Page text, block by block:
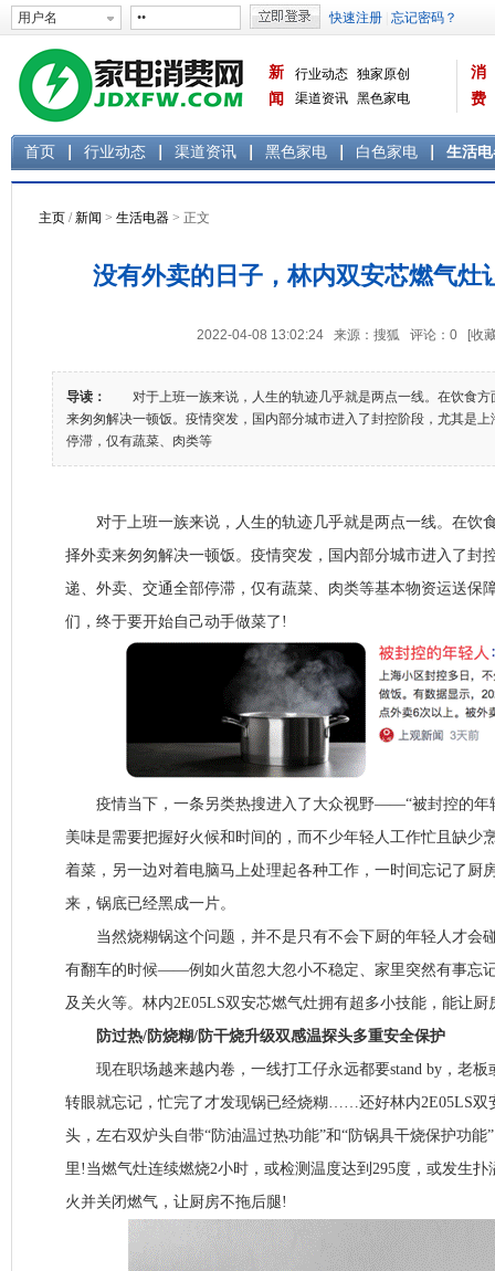
新
闻
行业动态 独家原创
渠道资讯 黑色家电
消
费
首页 行业动态 渠道资讯 黑色家电 白色家电 生活
主页 /新闻 > 生活电器 > 正文
没有外卖的日子，林内双安芯燃气灶
2022-04-08 13:02:24 来源：搜狐 评论： 0 [收
导读：
对于上班一族来说，人生的轨迹几乎就是两点一线。在饮食方
来匆匆解决一顿饭。疫情突发，国内部分城市进入了封控阶段，尤其是
停滞，仅有蔬菜、肉类等
对于上班一族来说，人生的轨迹几乎就是两点一线。在饮
择外卖来匆匆解决一顿饭。疫情突发，国内部分城市进入了
递、外卖、交通全部停滞，仅有蔬菜、肉类等基本物资运送保
们，终于要开始自己动手做菜了!
疫情当下，一条另类热搜进入了大众视野——“被封控的年
美味是需要把握好火候和时间的，而不少年轻人工作忙且缺少
着菜，另一边对着电脑马上处理起各种工作，一时间忘记了厨
来，锅底已经黑成一片。
当然烧糊锅这个问题，并不是只有不会下厨的年轻人才会
有翻车的时候——例如火苗忽大忽小不稳定、家里突然有事忘
及关火等。林内2E05LS双安芯燃气灶拥有超多小技能，能让
防过热/防烧糊/防干烧升级双感温探头多重安全保护
现在职场越来越内卷，一线打工仔永远都要stand by，老板
转眼就忘记，忙完了才发现锅已经烧糊……还好林内2E05LS双
头，左右双炉头自带“防油温过热功能”和“防锅具干烧保护功能
里!当燃气灶连续燃烧2小时，或检测温度达到295度，或发生
火并关闭燃气，让厨房不拖后腿!